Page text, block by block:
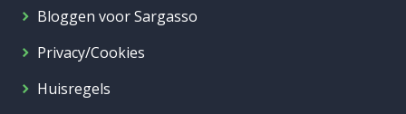
Bloggen voor Sargasso
Privacy/Cookies
Huisregels